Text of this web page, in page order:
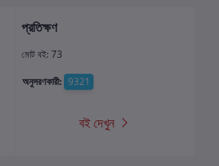
প্রতিক্ষণ
মোট বই: 73
অনুসরণকারী: 9321
বই দেখুন